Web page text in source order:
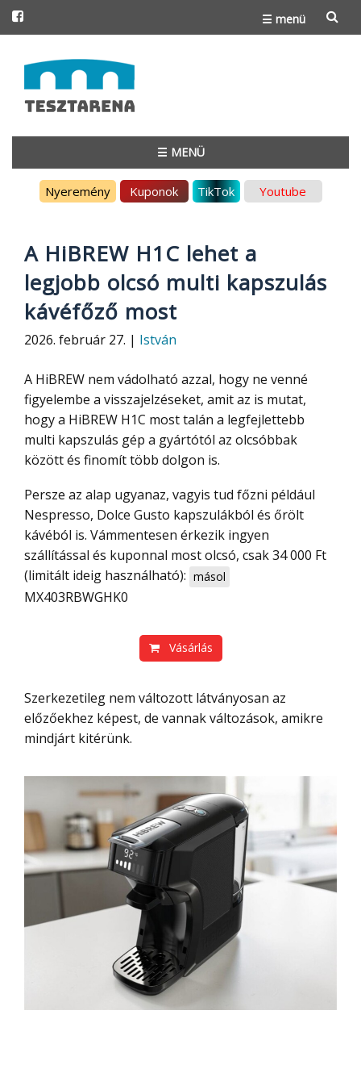
☰ menü
to
content
☰ MENÜ
Nyeremény Kuponok TikTok Youtube
A HiBREW H1C lehet a
legjobb olcsó multi kapszulás
kávéfőző most
2026. február 27. | István
A HiBREW nem vádolható azzal, hogy ne venné
figyelembe a visszajelzéseket, amit az is mutat,
hogy a HiBREW H1C most talán a legfejlettebb
multi kapszulás gép a gyártótól az olcsóbbak
között és finomít több dolgon is.
Persze az alap ugyanaz, vagyis tud főzni például
Nespresso, Dolce Gusto kapszulákból és őrölt
kávéból is. Vámmentesen érkezik ingyen
szállítással és kuponnal most olcsó, csak 34 000 Ft
(limitált ideig használható): másol
MX403RBWGHK0
Vásárlás
Szerkezetileg nem változott látványosan az
előzőekhez képest, de vannak változások, amikre
mindjárt kitérünk.